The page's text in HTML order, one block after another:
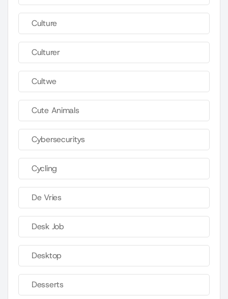
Culture
Culturer
Cultwe
Cute Animals
Cybersecuritys
Cycling
De Vries
Desk Job
Desktop
Desserts